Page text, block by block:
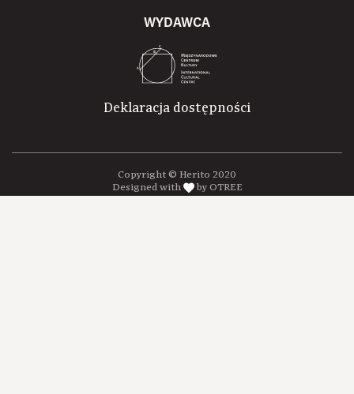
WYDAWCA
Deklaracja dostępności
Copyright © Herito 2020
Designed with
by OTREE